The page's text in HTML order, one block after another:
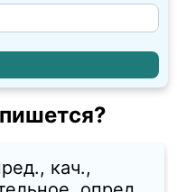
кач.,